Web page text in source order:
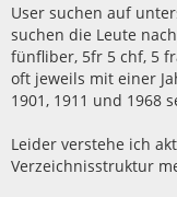
User suchen auf
suchen die Leute nach
fünfliber, 5fr 5 chf, 5
oft jeweils mit einer
1901, 1911 und 1968
Leider verstehe ich
Verzeichnisstruktur